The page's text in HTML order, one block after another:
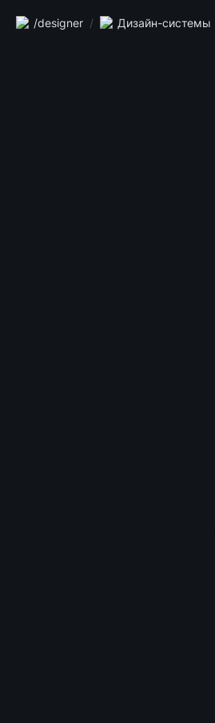
/designer / Дизайн-системы